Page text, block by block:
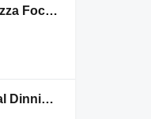
秀綠Show Green Pizza Focaccia
樂福利餐酒館 Casual Dinning Room